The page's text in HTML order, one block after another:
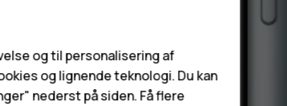
og til personalisering af
og lignende teknologi. Du kan
nederst på siden. Få flere